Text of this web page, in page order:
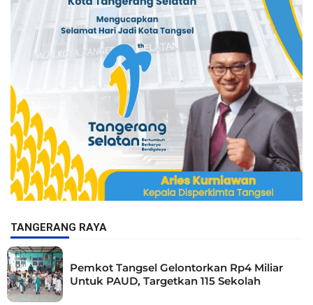
TANGERANG RAYA
Pemkot Tangsel Gelontorkan Rp4 Miliar
Untuk PAUD, Targetkan 115 Sekolah